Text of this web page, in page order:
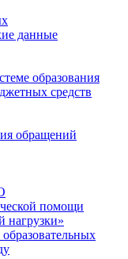
данные
образования
средств
обращений
помощи
нагрузки»